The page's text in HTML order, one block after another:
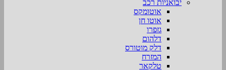
יבואניות רכב
אוטומקס
אוטו חן
גזפרו
דלהום
דלק מוטורס
המזרח
טלקאר